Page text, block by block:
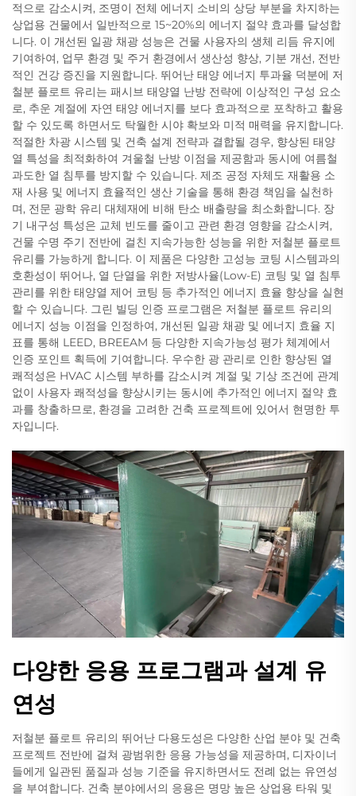
적으로 감소시켜, 조명이 전체 에너지 소비의 상당 부분을 차지하는
상업용 건물에서 일반적으로 15~20%의 에너지 절약 효과를 달성합
니다. 이 개선된 일광 채광 성능은 건물 사용자의 생체 리듬 유지에
기여하여, 업무 환경 및 주거 환경에서 생산성 향상, 기분 개선, 전반
적인 건강 증진을 지원합니다. 뛰어난 태양 에너지 투과율 덕분에 저
철분 플로트 유리는 패시브 태양열 난방 전략에 이상적인 구성 요소
로, 추운 계절에 자연 태양 에너지를 보다 효과적으로 포착하고 활용
할 수 있도록 하면서도 탁월한 시야 확보와 미적 매력을 유지합니다.
적절한 차광 시스템 및 건축 설계 전략과 결합될 경우, 향상된 태양
열 특성을 최적화하여 겨울철 난방 이점을 제공함과 동시에 여름철
과도한 열 침투를 방지할 수 있습니다. 제조 공정 자체도 재활용 소
재 사용 및 에너지 효율적인 생산 기술을 통해 환경 책임을 실천하
며, 전문 광학 유리 대체재에 비해 탄소 배출량을 최소화합니다. 장
기 내구성 특성은 교체 빈도를 줄이고 관련 환경 영향을 감소시켜,
건물 수명 주기 전반에 걸친 지속가능한 성능을 위한 저철분 플로트
유리를 가능하게 합니다. 이 제품은 다양한 고성능 코팅 시스템과의
호환성이 뛰어나, 열 단열을 위한 저방사율(Low-E) 코팅 및 열 침투
관리를 위한 태양열 제어 코팅 등 추가적인 에너지 효율 향상을 실현
할 수 있습니다. 그린 빌딩 인증 프로그램은 저철분 플로트 유리의
에너지 성능 이점을 인정하여, 개선된 일광 채광 및 에너지 효율 지
표를 통해 LEED, BREEAM 등 다양한 지속가능성 평가 체계에서
인증 포인트 획득에 기여합니다. 우수한 광 관리로 인한 향상된 열
쾌적성은 HVAC 시스템 부하를 감소시켜 계절 및 기상 조건에 관계
없이 사용자 쾌적성을 향상시키는 동시에 추가적인 에너지 절약 효
과를 창출하므로, 환경을 고려한 건축 프로젝트에 있어서 현명한 투
자입니다.
다양한 응용 프로그램과 설계 유
연성
저철분 플로트 유리의 뛰어난 다용도성은 다양한 산업 분야 및 건축
프로젝트 전반에 걸쳐 광범위한 응용 가능성을 제공하며, 디자이너
들에게 일관된 품질과 성능 기준을 유지하면서도 전례 없는 유연성
을 부여합니다. 건축 분야에서의 응용은 명망 높은 상업용 타워 및